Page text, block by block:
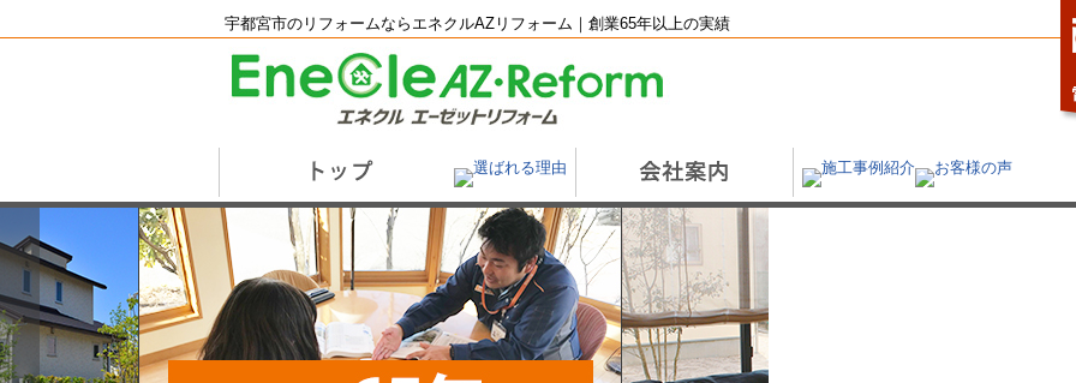
宇都宮市のリフォームならエネクルAZリフォーム｜創業65年以上の実績